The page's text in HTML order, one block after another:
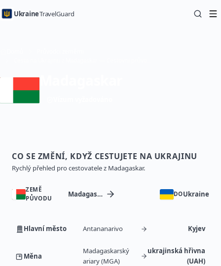
UkraineTravelGuard
CO SE ZMĚNÍ, KDYŽ CESTUJETE NA UKRAJINU
Rychlý přehled pro cestovatele z Madagaskar.
ZEMĚ
PŮVODU
Madagaskar DOUkraine
Hlavní město Antananarivo Kyjev
Měna
Madagaskarský
ariary (MGA)
ukrajinská hřivna
(UAH)